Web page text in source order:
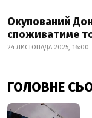
Окупований
споживатиме
24 ЛИСТОПАДА 2025, 16:00
ГОЛОВНЕ